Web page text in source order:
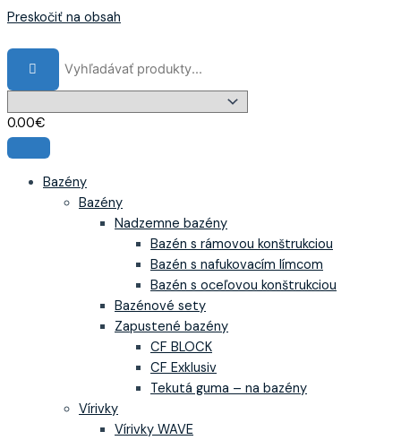
Preskočiť na obsah
0.00€
Bazény
Bazény
Nadzemne bazény
Bazén s rámovou konštrukciou
Bazén s nafukovacím límcom
Bazén s oceľovou konštrukciou
Bazénové sety
Zapustené bazény
CF BLOCK
CF Exklusiv
Tekutá guma – na bazény
Vírivky
Vírivky WAVE